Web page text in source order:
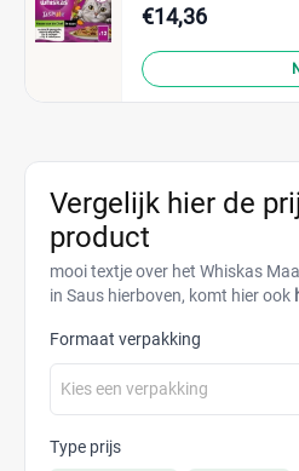
€14,36
Vergelijk hier de
product
mooi textje over het Whiskas
in Saus hierboven, komt hier ook
Formaat verpakking
Kies een verpakking
Type prijs